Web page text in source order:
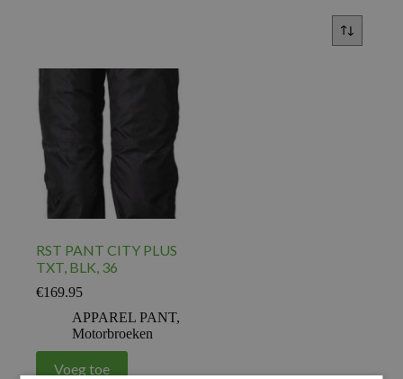
RST PANT CITY PLUS
TXT, BLK, 36
€169.95
APPAREL PANT,
Motorbroeken
Voeg toe